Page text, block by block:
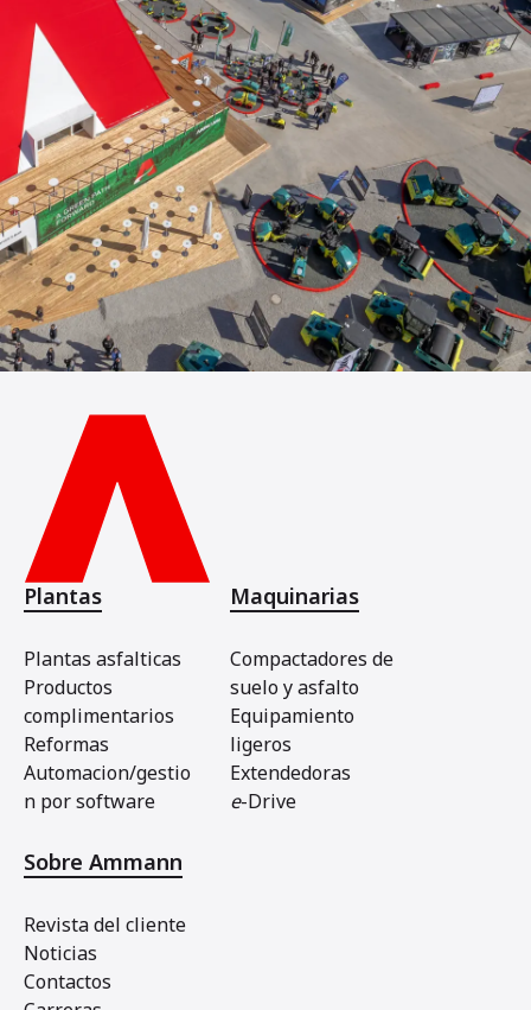
Plantas
Plantas asfalticas
Productos
complimentarios
Reformas
Automacion/gestio
n por software
Maquinarias
Compactadores de
suelo y asfalto
Equipamiento
ligeros
Extendedoras
e-Drive
Sobre Ammann
Revista del cliente
Noticias
Contactos